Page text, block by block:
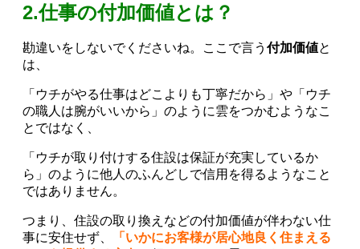
2.仕事の付加価値とは？
勘違いをしないでくださいね。ここで言う 付加価値と
は、
「ウチがやる仕事はどこよりも丁寧だから」や「ウチ
の職人は腕がいいから」のように雲をつかむようなこ
とではなく、
「ウチが取り付けする住設は保証が充実しているか
ら」のように他人のふんどしで信用を得るようなこと
ではありません。
つまり、住設の取り換えなどの付加価値が伴わない仕
事に安住せず、
「いかにお客様が居心地良く住まえる